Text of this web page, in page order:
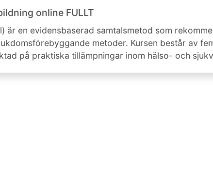
online FULLT
är en evidensbaserad samtalsmetod som
metoder. Kursen består av
på praktiska tillämpningar inom hälso- och